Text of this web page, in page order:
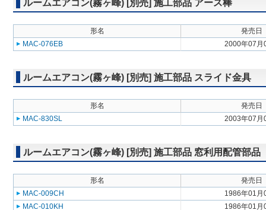
ルームエアコン(霧ヶ峰) [別売] 施工部品 アース棒
形名
発売日
MAC-076EB
2000年07月
ルームエアコン(霧ヶ峰) [別売] 施工部品 スライド金具
形名
発売日
MAC-830SL
2003年07月
ルームエアコン(霧ヶ峰) [別売] 施工部品 窓利用配管部品
形名
発売日
MAC-009CH
1986年01月
MAC-010KH
1986年01月